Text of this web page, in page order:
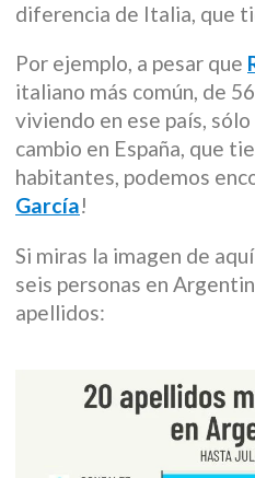
diferencia de Italia, que
Por ejemplo, a pesar que
italiano más común, de
viviendo en ese país,
cambio en España, que
habitantes, podemos
García!
Si miras la imagen de
seis personas en
apellidos: